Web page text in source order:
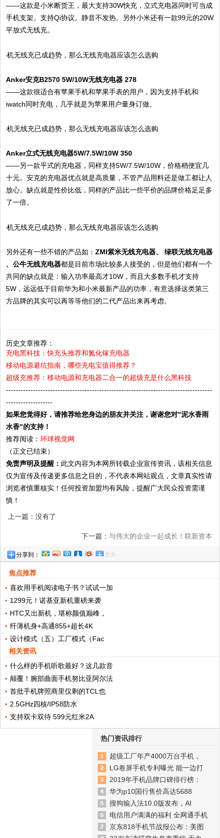
——这款是小米断货王，最大支持30W快充，立式充电器同时可当成
手机支架。支持Qi协议。静音不发热。另外小米还有一款99元的20W
平放式无线充。
Anker安克B2570 5W/10W无线充电器 278
——这款很适合有苹果手机和苹果手表的用户，因为支持手机和
iwatch同时充电，几乎就是为苹果用户量身订做。
Anker立式无线充电器5W/7.5W/10W 350
——另一款平式的充电器，同样支持5W/7.5W/10W，价格稍便宜几
十元。安克的充电器优点就是高质量，不管产品用料还是做工都让人
放心。缺点就是性价比低，同样的产品比一些平价的品牌价格足足多
了一倍。
另外还有一些不错的产品如：ZMI紫米无线充电器、 绿联无线充电器
、公牛无线充电器都是目前市场比较多人接受的，但是他们都有一个
共同的缺点就是：输入功率最高才10W，而且大多数手机才支持
5W，远远低于目前华为和小米最新产品的功率，有意选择这类第三
方品牌的其实可以再等等他们的二代产品出来再考虑。
历史文章推荐：
充电黑科技：快充头推荐和氮化镓充电器
移动电源避坑指南，哪些充电宝值得推荐？
超级充推荐：移动电源和充电器二合一的超级充是什么黑科技
------------------------------------------------------------------------------------
-------------------
如果您觉得好，请推荐给您身边的朋友并关注，谢谢您对"泥水香雨
水香"的支持！
推荐阅读：环球视觉网
（正文已结束）
免责声明及提醒： 此文内容为本网所转载企业宣传资讯，该相关信息
仅为宣传及传递更多信息之目的，不代表本网站观点，文章真实性请
浏览者慎重核实！任何投资加盟均有风险，提醒广大民众投资需谨
慎！
上一篇：没有了
下一篇： 与伟大的企业一起成长！联新资本
助力中以人工智能产业投资峰会推动中以创
分享到： 更多
焦点推荐
喜欢用手机阅读电子书？试试一加
1299元！诺基亚新机重磅来袭
HTC又出新机，堪称颜值巅峰，
纤薄机身+高通855+超长4K
设计模式（五）工厂模式（Fac
相关资讯
什么样的手机听歌最好？这几款音
颠覆！腕部曲面手机努比亚阿尔法
首批手机牌照商里仅剩的TCL也
2.5GHz四核/IP58防水
支持双卡双待 599元红米2A
热门资讯排行
超级工厂年产4000万台手机，
LG卷屏手机专利曝光 能一边打
2019年手机品牌口碑排行榜：
华为p10国行售价高达5688
搜狗输入法10.0版发布，AI
电信用户满满的福利 全网通手机
京东818手机节战报公布：美图